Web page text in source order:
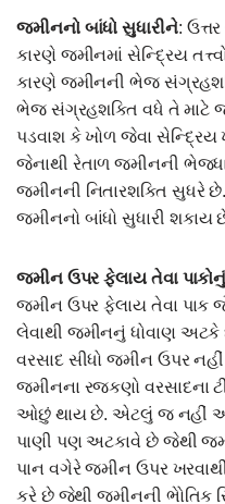
જમીનનો બાંધો સુધારીને:
કારણે જમીનમાં સેન્દ્રિય
કારણે જમીનની ભેજ
ભેજ સંગ્રહશક્તિ વધે તે માટે
પડવાશ કે ખોળ જેવા સેન્દ્રિય
જેનાથી રેતાળ જમીનની
જમીનની નિતારશક્તિ સુધરે
જમીનનો બાંધો સુધારી શકાય
જમીન ઉપર ફેલાય તેવા
જમીન ઉપર ફેલાય તેવા પાક
લેવાથી જમીનનું ધોવાણ અટકે
વરસાદ સીધો જમીન ઉપર
જમીનના રજકણો વરસાદના
ઓછું થાય છે. એટલું જ નહીં
પાણી પણ અટકાવે છે જેથી
પાન વગેરે જમીન ઉપર
કરે છે જેથી જમીનની ભેોતિક